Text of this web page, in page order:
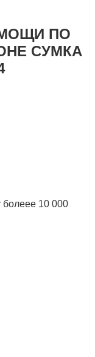
ПО
СУМКА
болеее 10 000